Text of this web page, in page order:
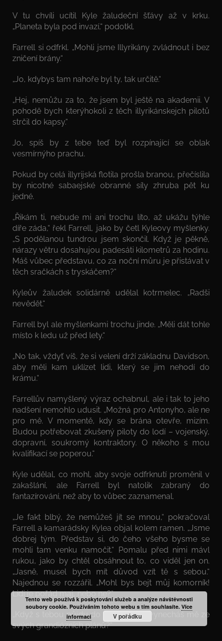
V tu chvíli ucítil Kyle žaludeční šťávy až v krku.
„Planeta byla pod invazí,“ podotkl.
Farrell si odfrkl. „Mohli jsme Illyrikány zvládnout i bez
zničení brány.“
„Jo, kdybys tam nahoře byl ty, tak určitě.“
„Hej, nemůžu za to, že jsem byl ještě na akademii. V
pohodě bych kterýhokoli z těch illyrikánskejch pilotů
strčil do kapsy.“
Jo, spíš by z tebe teď byl rozpínající se oblak
vesmírnýho prachu.
Pokud by celá illyrijská flotila prošla branou, přečíslila
by nicotné sabaejské obranné síly zhruba pět ku
jedné.
„Řikám ti, nebude mi ani trochu líto, až ukážu týhle
díře záda,“ řekl Farrell, jako by četl Kyleovy myšlenky.
„S podělanou tundrou jsem skončil. Když je pěkně,
nárazy větru dosahujou padesáti kilometrů za hodinu.
Máš vůbec představu, co za noční můru je přistávat v
těch sračkách s tryskáčem?“
Kyleův žaludek solidárně udělal kotrmelec. „Radši
nevědět.“
Farrell byl ale myšlenkami trochu jinde. „Měli dát tohle
místo k ledu už před lety.“
„No tak, vždyť víš, že si velení drží základnu Davidson,
aby měli kam uklízet lidi, který se jim nehodí do
krámu.“
Farrellův namyšlený výraz ochabnul, ale i tak to jeho
nadšení nemohlo udusit. „Možná pro Antonyho, ale ne
pro mě. V momentě, kdy se brána otevře, mizím.
Budou potřebovat zkušený piloty do lodí – vojenský,
dopravní, soukromý kontraktory. O někoho s mou
kvalifikací se poperou.“
Kyle udělal, co mohl, aby svoje odfrknutí proměnil v
zakašlání, ale Farrell byl natolik zabraný do
fantazírování, než aby to vůbec zaznamenal.
„Je fakt blbý, že nemůžeš jít se mnou,“ pokračoval
Farrell a kamarádsky Kylea objal kolem ramen. „Jsme
dobrej tým. Představ si, do čeho všeho bysme se
mohli tam venku namočit.“ Pomalu před nimi mávl
rukou, jako by chtěl obsáhnout to, co viděl jen on.
„Jasně, musel bych mít důvod vzít tě s sebou.“
Najednou se rozzářil. „Mohl bys bejt můj komorník!
Lidi je pořád maj, nebo ne?“
„Když s tebou půjdu do operačního, vynecháš mě ze
svých grandiózních plánů?“
Tento web používá k poskytování služeb a analýze návštěvnosti
soubory cookie. Používáním tohoto webu s tím souhlasíte.Více
informací
V pořádku